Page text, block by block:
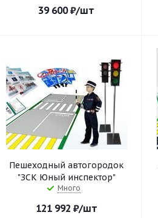
39 600₽/шт
Пешеходный автогородок
"ЗСК Юный инспектор"
Много
121 992 ₽/шт